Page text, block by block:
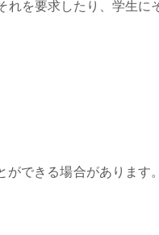
を要求したり、学生に
できる場合があります